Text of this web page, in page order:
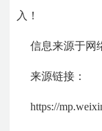
入！
信息来源于网
来源链接：
https://